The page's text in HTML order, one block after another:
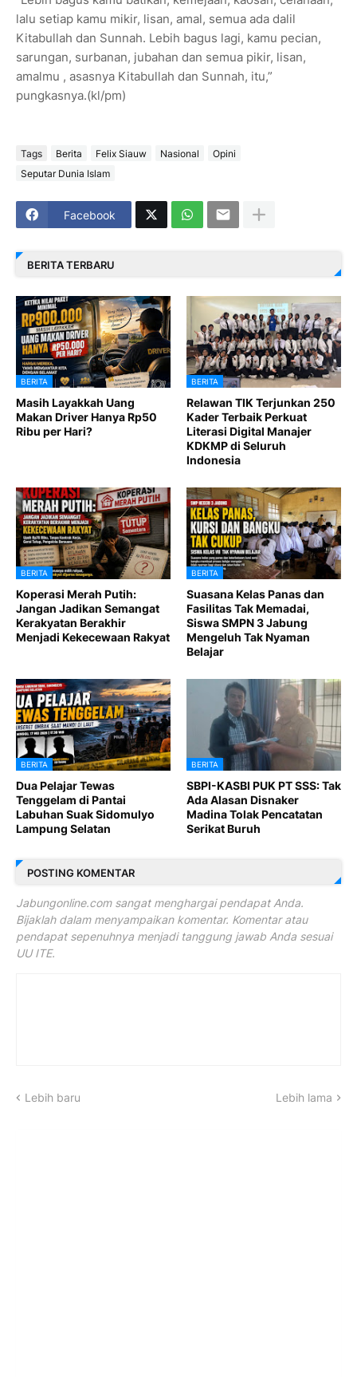
lalu setiap kamu mikir, lisan, amal, semua ada dalil
Kitabullah dan Sunnah. Lebih bagus lagi, kamu pecian,
sarungan, surbanan, jubahan dan semua pikir, lisan,
amalmu , asasnya Kitabullah dan Sunnah, itu,”
pungkasnya.(kl/pm)
Tags Berita Felix Siauw Nasional
Opini
Seputar Dunia Islam
Facebook
BERITA TERBARU
BERITA
Masih Layakkah Uang
Makan Driver Hanya Rp50
Ribu per Hari?
BERITA
Relawan TIK Terjunkan 250
Kader Terbaik Perkuat
Literasi Digital Manajer
KDKMP di Seluruh
Indonesia
BERITA
Koperasi Merah Putih:
Jangan Jadikan Semangat
Kerakyatan Berakhir
Menjadi Kekecewaan Rakyat
BERITA
Suasana Kelas Panas dan
Fasilitas Tak Memadai,
Siswa SMPN 3 Jabung
Mengeluh Tak Nyaman
Belajar
BERITA
Dua Pelajar Tewas
Tenggelam di Pantai
Labuhan Suak Sidomulyo
Lampung Selatan
BERITA
SBPI-KASBI PUK PT SSS: Tak
Ada Alasan Disnaker
Madina Tolak Pencatatan
Serikat Buruh
POSTING KOMENTAR
Jabungonline.com sangat menghargai pendapat Anda.
Bijaklah dalam menyampaikan komentar. Komentar atau
pendapat sepenuhnya menjadi tanggung jawab Anda sesuai
UU ITE.
Lebih baru Lebih lama